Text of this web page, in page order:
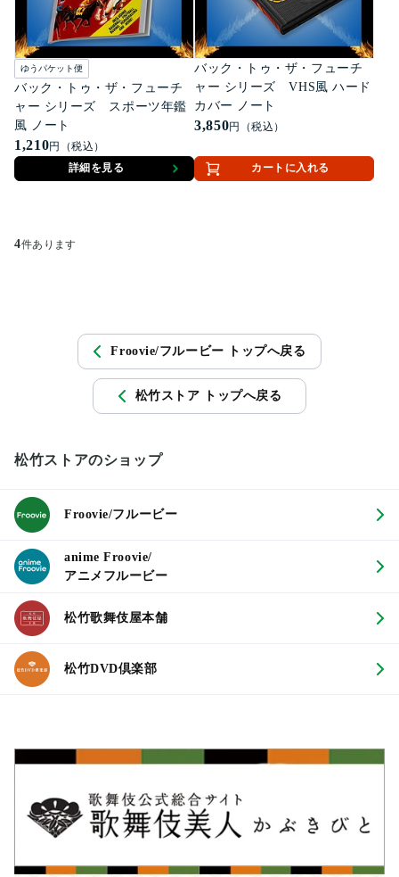
ゆうパケット便
バック・トゥ・ザ・フューチ
ャー シリーズ スポーツ年鑑
風 ノート
1,210円（税込）
詳細を見る
バック・トゥ・ザ・フューチ
ャー シリーズ VHS風 ハード
カバー ノート
3,850円（税込）
カートに入れる
4件あります
Froovie/フルービー トップへ戻る
松竹ストア トップへ戻る
松竹ストアのショップ
Froovie/フルービー
anime Froovie/
アニメフルービー
松竹歌舞伎屋本舗
松竹DVD倶楽部